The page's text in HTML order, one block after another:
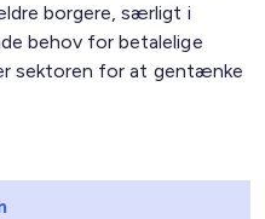
borgere, særligt i
behov for betalelige
sektoren for at gentænke